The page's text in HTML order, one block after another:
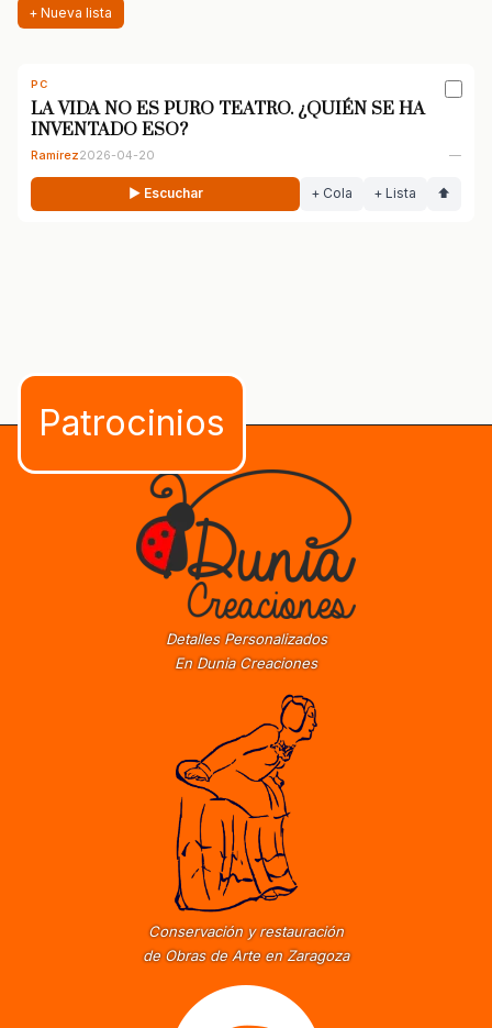
+ Nueva lista
PC
LA VIDA NO ES PURO TEATRO. ¿QUIÉN SE HA
INVENTADO ESO?
Ramírez2026-04-20 —
▶ Escuchar + Cola + Lista ⬆
Detalles Personalizados
En Dunia Creaciones
Conservación y restauración
de Obras de Arte en Zaragoza